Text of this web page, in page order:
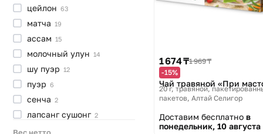
бузина 6
ваниль7
василек
виноград 6
вишня20
гвоздика
гибискус
годжи 5
цейлон 63
матча 19
ассам 15
молочный улун 14
шу пуэр 12
пуэр 6
сенча 2
лапсанг сушонг 2
дарджилинг
1 674 ₸1 969 ₸
-15%
Чай травяной «При
20 г, травяной,
пакетов Алтай Селигор
Доставим бесплатно в
понедельник, 10 августа